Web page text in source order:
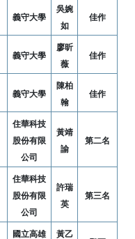
義守大學
吳婉
如
佳作
義守大學
廖昕
薇
佳作
義守大學
陳柏
翰
佳作
住華科技
股份有限
公司
黃靖
諭
第二名
住華科技
股份有限
公司
許瑞
英
第三名
國立高雄
黃乙